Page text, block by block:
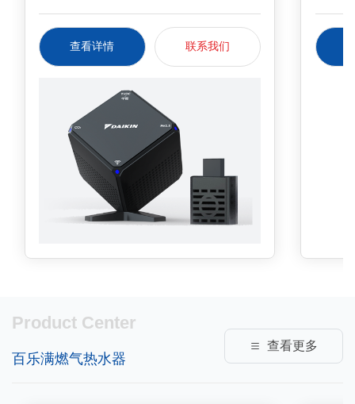
TVOC,PM2.5）· 可追加安装甲醛传感
器，检测甲醛浓度一目了然*· 超标浓度
APP及时预警*需将金制空气app版本更
新至3.0.12以上。
查看详情 联系我们
婴幼
操作
Product Center
百乐满燃气热水器
查看更多